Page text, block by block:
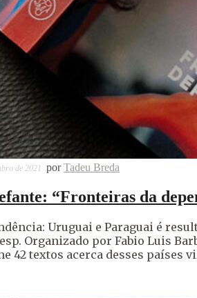
de 2021 porTadeu Breda
“Fronteiras da
Uruguai e Paraguai é
Organizado por Fabio Luis
42 textos acerca desses